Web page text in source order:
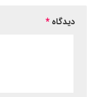
دیدگاه*